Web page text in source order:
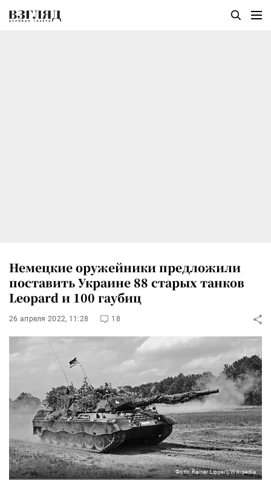
Немецкие оружейники предложили
поставить Украине 88 старых танков
Leopard и 100 гаубиц
26 апреля 2022, 11:28 18
Фото: Rainer Lippert/Wikipedia